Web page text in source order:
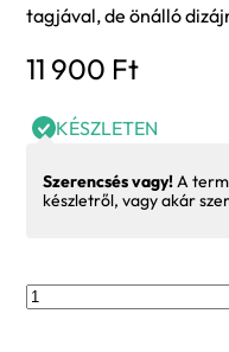
tagjával, de önálló
11 900 Ft
KÉSZLETEN
Szerencsés vagy!A
készletről, vagy akár
London
POL140